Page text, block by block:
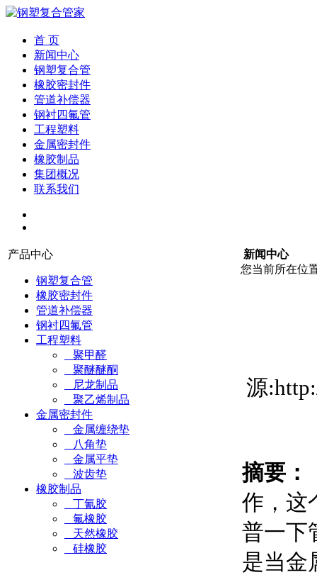
首 页
新闻中心
钢塑复合管
橡胶密封件
管道补偿器
钢衬四氟管
工程塑料
金属密封件
橡胶制品
集团概况
联系我们
产品中心
钢塑复合管
橡胶密封件
管道补偿器
钢衬四氟管
工程塑料
聚甲醛
聚醚醚酮
尼龙制品
聚乙烯制品
金属密封件
金属缠绕垫
八角垫
金属平垫
波齿垫
橡胶制品
丁氰胶
氟橡胶
天然橡胶
硅橡胶
新闻中心
您当前所在位
源
摘要：
作，这
普一下
是当金